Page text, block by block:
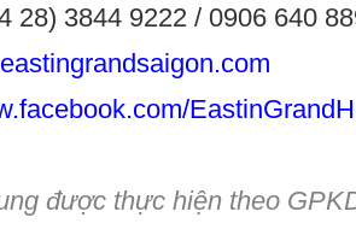
28) 3844 9222 / 0906 640
được thực hiện theo